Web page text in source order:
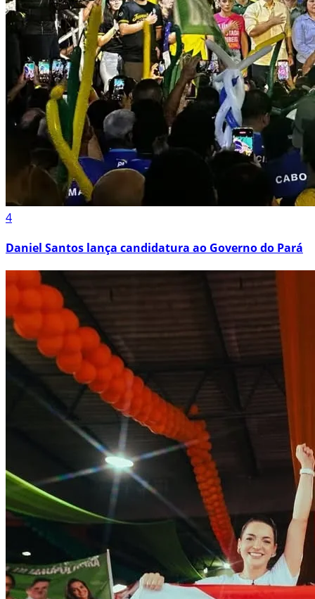
4
Daniel Santos lança candidatura ao Governo do Pará